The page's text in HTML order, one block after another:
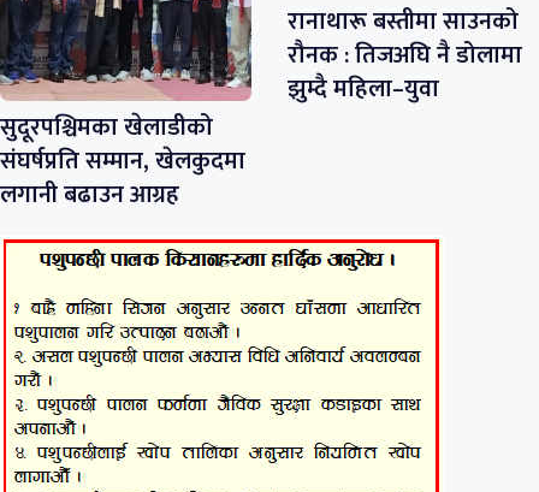
सुदूरपश्चिमका खेलाडीको
संघर्षप्रति सम्मान, खेलकुदमा
लगानी बढाउन आग्रह
रानाथारू बस्तीमा साउनको
रौनक : तिजअघि नै डोलामा
झुम्दै महिला–युवा